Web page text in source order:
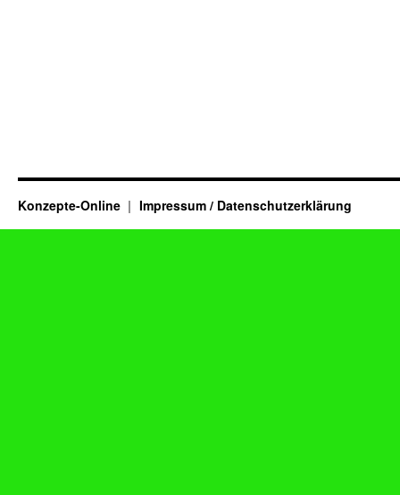
Konzepte-Online Impressum / Datenschutzerklärung